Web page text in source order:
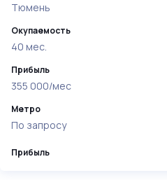
Прибыль
Тюмень
Окупаемость
40 мес.
Прибыль
355 000/мес
Метро
По запросу